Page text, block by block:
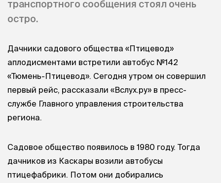
транспортного сообщения стоял очень
остро.
Дачники садового общества «Птицевод»
аплодисментами встретили автобус №142
«Тюмень-Птицевод». Сегодня утром он совершил
первый рейс, рассказали «Вслух.ру» в пресс-
службе Главного управления строительства
региона.
Садовое общество появилось в 1980 году. Тогда
дачников из Каскары возили автобусы
птицефабрики. Потом они добирались